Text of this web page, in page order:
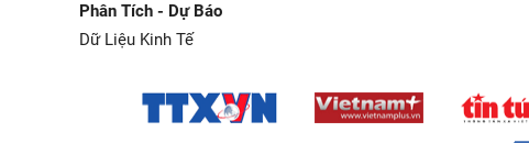
Phân Tích - Dự Báo
Dữ Liệu Kinh Tế